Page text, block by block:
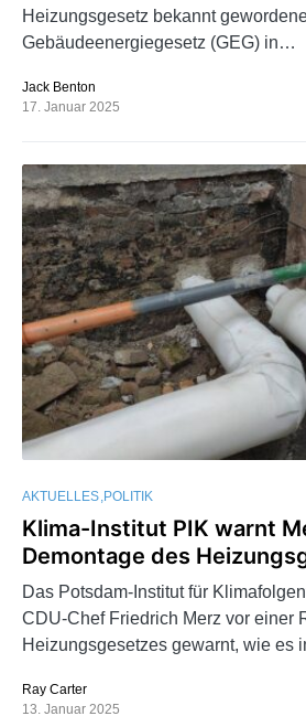
Heizungsgesetz bekannt
Gebäudeenergiegesetz (GEG) in…
Jack Benton
17. Januar 2025
AKTUELLES POLITIK
Klima-Institut PIK warnt
Demontage des
Das Potsdam-Institut für
CDU-Chef Friedrich Merz vor einer
Heizungsgesetzes gewarnt, wie es
Ray Carter
13. Januar 2025